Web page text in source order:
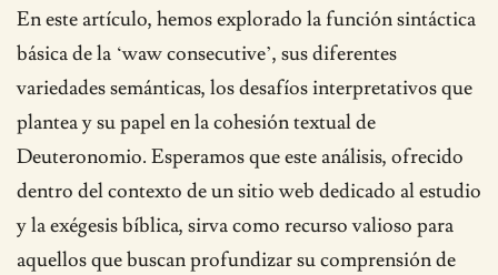
En este artículo, hemos explorado la función sintáctica
básica de la ‘waw consecutive’, sus diferentes
variedades semánticas, los desafíos interpretativos que
plantea y su papel en la cohesión textual de
Deuteronomio. Esperamos que este análisis, ofrecido
dentro del contexto de un sitio web dedicado al estudio
y la exégesis bíblica, sirva como recurso valioso para
aquellos que buscan profundizar su comprensión de